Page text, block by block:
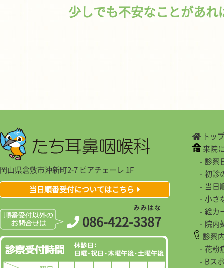
少しでも不安なことがあ
岡山県倉敷市沖新町2-7 ピアチェーレ 1F
当日順番受付についてはこちら
086-422-3
み
3
み
8
は
7
な
トッ
来院
診察
初診
当日
小さ
絵カ
院内
診察
花粉
Bス